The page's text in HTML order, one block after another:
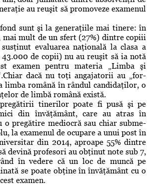
au reuşit să promoveze examenul
sunt şi la generaţiile mai tinere: în
mai mult de un sfert (27%) dintre copiii
evaluarea naţională la clasa a
de copii) nu au reuşit să ia notă
examen pentru materia „Limba şi
dacă nu toţi angajatorii au „for­
limba română în rândul candidaţilor, o
de limbă română există.
pregătirii tinerilor poate fi pusă şi pe
din învăţământ, care au atras în
o pregătire mediocră sau chiar subme­
la examenul de ocupare a unui post în
din 2014, aproape 55% dintre
devină profesori au obţinut note sub 7,
în vedere că un loc de muncă pe
se poate obţine în învăţă­mânt cu o
examen.